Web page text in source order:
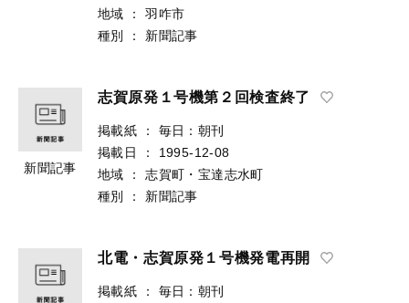
地域
：
羽咋市
種別
： 新聞記事
新聞記事
志賀原発１号機第２回検査終了
掲載紙 ：
毎日：朝刊
掲載日
：
1995-12-08
地域
：
志賀町・宝達志水町
種別
： 新聞記事
北電・志賀原発１号機発電再開
掲載紙 ：
毎日：朝刊